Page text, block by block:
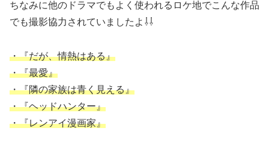
ちなみに他のドラマでもよく使われるロケ地でこんな作品
でも撮影協力されていましたよ⇩⇩
・『だが、情熱はある』
・『最愛』
・『隣の家族は青く見える』
・『ヘッドハンター』
・『レンアイ漫画家』